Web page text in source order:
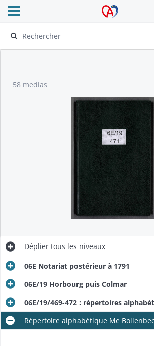
Archives Alsace - Colmar
Ouvrir le menu déroulant
58 medias
Déplier tous les niveaux
06E Notariat postérieur à 1791
06E/19 Horbourg puis Colmar
06E/19/469-472 : répertoires
Répertoire alphabétique Me